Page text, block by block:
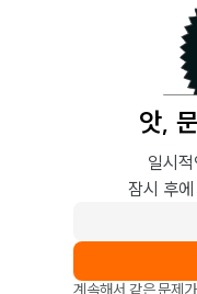
앗,
일시
잠시 후
계속해서 같은 문제